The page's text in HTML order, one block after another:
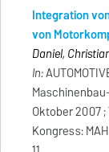
Integration
von
Daniel,
In:
Oktober 2007
Kongress: